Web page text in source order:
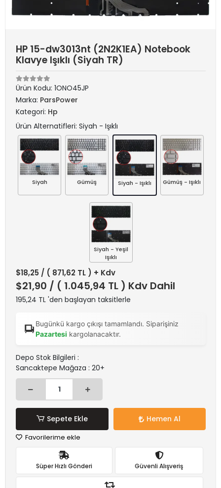
HP 15-dw3013nt (2N2K1EA) Notebook
Klavye Işıklı (Siyah TR)
Ürün Kodu: 1ONO45JP
Marka: ParsPower
Kategori: Hp
Ürün Alternatifleri: Siyah - Işıklı
Siyah Gümüş Siyah - Işıklı Gümüş - Işıklı
Siyah - Yeşil
Işıklı
$18,25 / ( 871,62 TL ) + Kdv
$21,90 / ( 1.045,94 TL ) Kdv Dahil
195,24 TL 'den başlayan taksitlerle
Bugünkü kargo çıkışı tamamlandı. Siparişiniz
Pazartesi kargolanacaktır.
Depo Stok Bilgileri :
Sancaktepe Mağaza : 20+
Sepete Ekle Hemen Al
Favorilerime ekle
Süper Hızlı Gönderi Güvenli Alışveriş